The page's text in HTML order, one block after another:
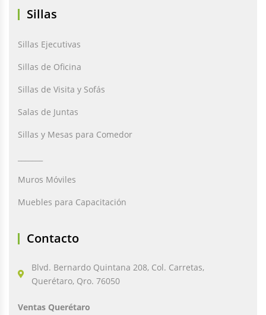
Sillas
Sillas Ejecutivas
Sillas de Oficina
Sillas de Visita y Sofás
Salas de Juntas
Sillas y Mesas para Comedor
Muros Móviles
Muebles para Capacitación
Contacto
Blvd. Bernardo Quintana 208, Col. Carretas,
Querétaro, Qro. 76050
Ventas Querétaro